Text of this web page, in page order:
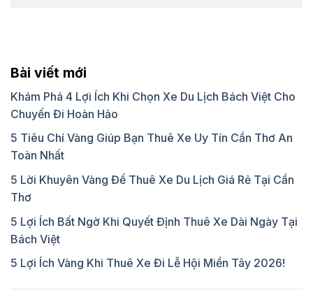
Bài viết mới
Khám Phá 4 Lợi Ích Khi Chọn Xe Du Lịch Bách Việt Cho
Chuyến Đi Hoàn Hảo
5 Tiêu Chí Vàng Giúp Bạn Thuê Xe Uy Tín Cần Thơ An
Toàn Nhất
5 Lời Khuyên Vàng Để Thuê Xe Du Lịch Giá Rẻ Tại Cần
Thơ
5 Lợi Ích Bất Ngờ Khi Quyết Định Thuê Xe Dài Ngày Tại
Bách Việt
5 Lợi Ích Vàng Khi Thuê Xe Đi Lễ Hội Miền Tây 2026!